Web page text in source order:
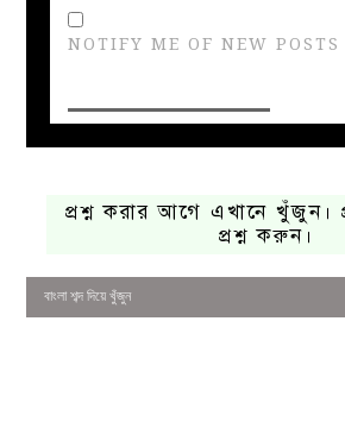
NOTIFY ME OF NEW
প্রশ্ন করার আগে এখানে খুঁজুন।
প্রশ্ন করুন।